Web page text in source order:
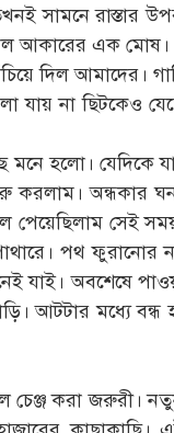
সামনে রাস্তার
আকারের এক মোষ।
দিল আমাদের।
যায় না ছিটকেও
মনে হলো। যেদিকে
করলাম। অন্ধকার
পেয়েছিলাম সেই
পথ ফুরানোর
যাই। অবশেষে
আটটার মধ্যে বন্ধ
চেঞ্জ করা জরুরী।